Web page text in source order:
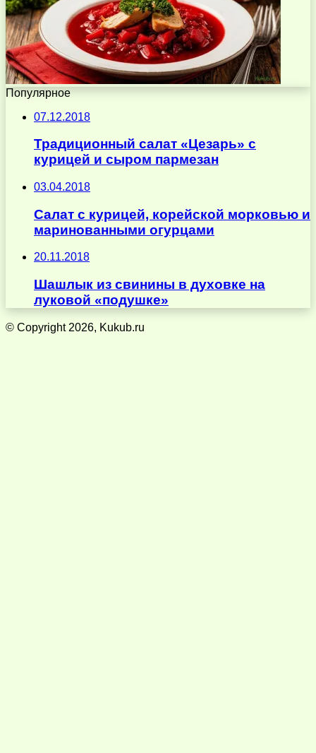
Популярное
07.12.2018
Традиционный салат «Цезарь» с
курицей и сыром пармезан
03.04.2018
Салат с курицей, корейской морковью и
маринованными огурцами
20.11.2018
Шашлык из свинины в духовке на
луковой «подушке»
© Copyright 2026, Kukub.ru